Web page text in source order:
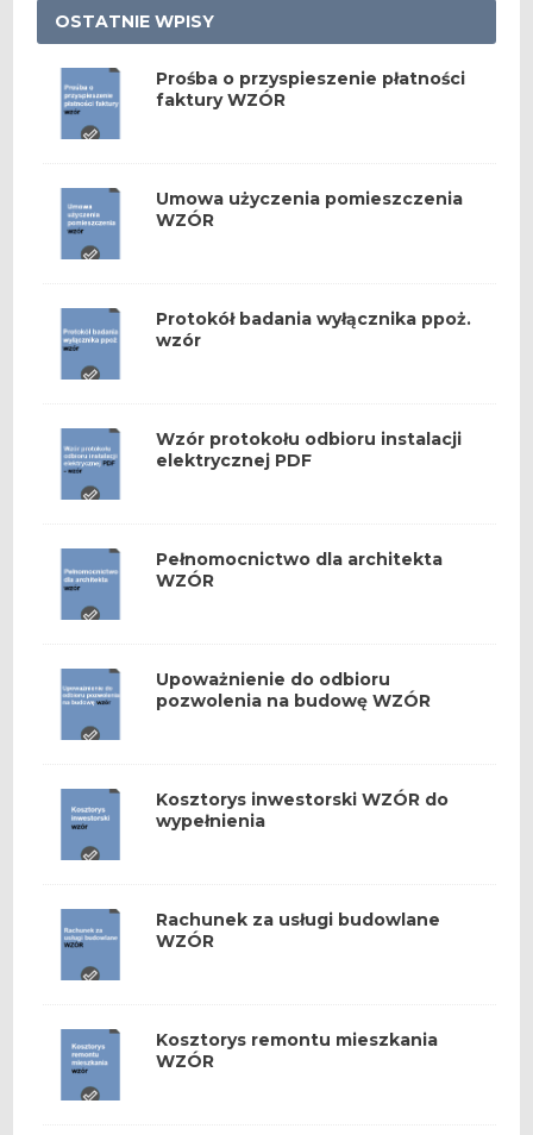
OSTATNIE WPISY
Prośba o przyspieszenie płatności
faktury WZÓR
Umowa użyczenia pomieszczenia
WZÓR
Protokół badania wyłącznika ppoż.
wzór
Wzór protokołu odbioru instalacji
elektrycznej PDF
Pełnomocnictwo dla architekta
WZÓR
Upoważnienie do odbioru
pozwolenia na budowę WZÓR
Kosztorys inwestorski WZÓR do
wypełnienia
Rachunek za usługi budowlane
WZÓR
Kosztorys remontu mieszkania
WZÓR